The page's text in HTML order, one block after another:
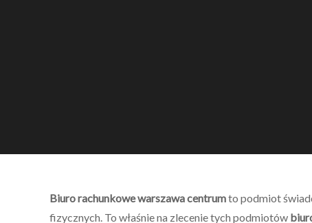
Biuro rachunkowe warszawa centrumto podmiot
fizycznych. To właśnie na zlecenie tych podmiotów